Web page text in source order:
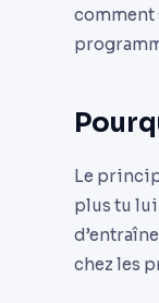
comment
Le
plus tu lui
chez les